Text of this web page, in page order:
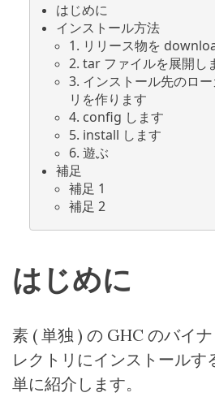
はじめに
インストール方法
1. リリース物を
2. tar ファイルを展開し
3. インストール先のロ
リを作ります
4. config します
5. install します
6. 遊ぶ
補足
補足 1
補足 2
はじめに
素 ( 単独 ) の GHC のバイ
レクトリにインストールす
単に紹介します。